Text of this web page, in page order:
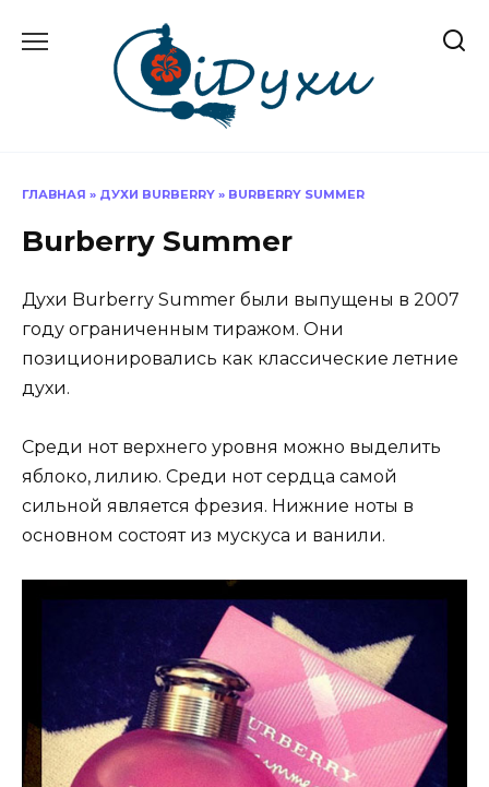
содержанию
ГЛАВНАЯ » ДУХИ BURBERRY » BURBERRY SUMMER
Burberry Summer
Духи Burberry Summer были выпущены в 2007
году ограниченным тиражом. Они
позиционировались как классические летние
духи.
Среди нот верхнего уровня можно выделить
яблоко, лилию. Среди нот сердца самой
сильной является фрезия. Нижние ноты в
основном состоят из мускуса и ванили.